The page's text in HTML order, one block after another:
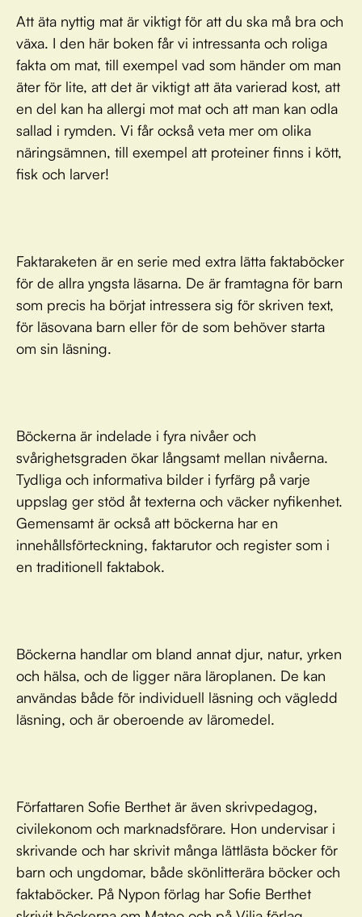
Att äta nyttig mat är viktigt för att du ska må bra och
växa. I den här boken får vi intressanta och roliga
fakta om mat, till exempel vad som händer om man
äter för lite, att det är viktigt att äta varierad kost, att
en del kan ha allergi mot mat och att man kan odla
sallad i rymden. Vi får också veta mer om olika
näringsämnen, till exempel att proteiner finns i kött,
fisk och larver!
Faktaraketen är en serie med extra lätta faktaböcker
för de allra yngsta läsarna. De är framtagna för barn
som precis ha börjat intressera sig för skriven text,
för läsovana barn eller för de som behöver starta
om sin läsning.
Böckerna är indelade i fyra nivåer och
svårighetsgraden ökar långsamt mellan nivåerna.
Tydliga och informativa bilder i fyrfärg på varje
uppslag ger stöd åt texterna och väcker nyfikenhet.
Gemensamt är också att böckerna har en
innehållsförteckning, faktarutor och register som i
en traditionell faktabok.
Böckerna handlar om bland annat djur, natur, yrken
och hälsa, och de ligger nära läroplanen. De kan
användas både för individuell läsning och vägledd
läsning, och är oberoende av läromedel.
Författaren Sofie Berthet är även skrivpedagog,
civilekonom och marknadsförare. Hon undervisar i
skrivande och har skrivit många lättlästa böcker för
barn och ungdomar, både skönlitterära böcker och
faktaböcker. På Nypon förlag har Sofie Berthet